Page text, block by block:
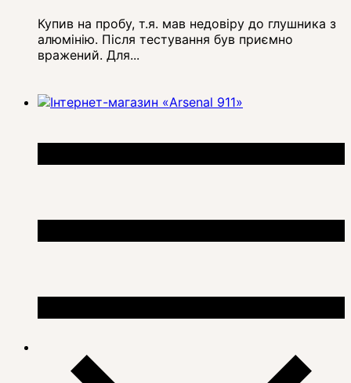
Купив на пробу, т.я. мав недовіру до глушника з
алюмінію. Після тестування був приємно
вражений. Для...